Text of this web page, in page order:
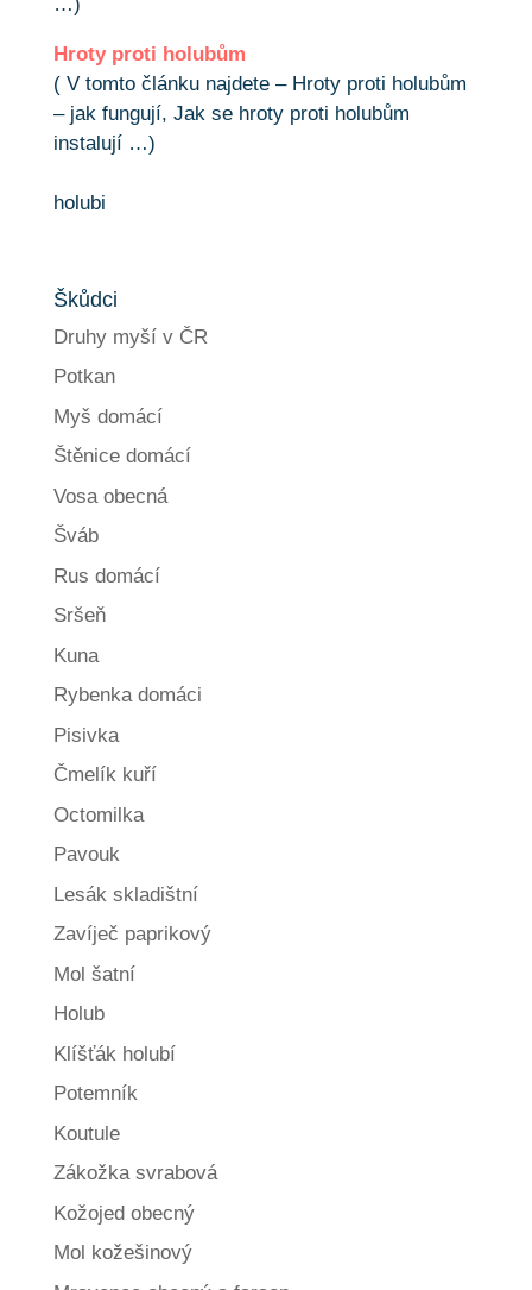
Hroty proti holubům
( V tomto článku najdete – Hroty proti holubům
– jak fungují, Jak se hroty proti holubům
instalují …)
holubi
Škůdci
Druhy myší v ČR
Potkan
Myš domácí
Štěnice domácí
Vosa obecná
Šváb
Rus domácí
Sršeň
Kuna
Rybenka domáci
Pisivka
Čmelík kuří
Octomilka
Pavouk
Lesák skladištní
Zavíječ paprikový
Mol šatní
Holub
Klíšťák holubí
Potemník
Koutule
Zákožka svrabová
Kožojed obecný
Mol kožešinový